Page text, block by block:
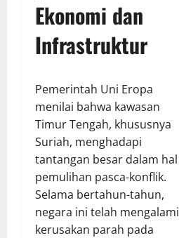
Ekonomi dan
Infrastruktur
Pemerintah Uni Eropa
menilai bahwa kawasan
Timur Tengah, khususnya
Suriah, menghadapi
tantangan besar dalam hal
pemulihan pasca-konflik.
Selama bertahun-tahun,
negara ini telah mengalami
kerusakan parah pada